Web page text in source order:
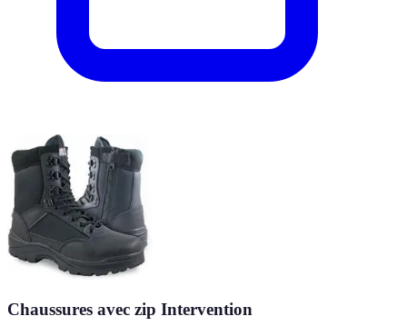
Chaussures avec zip Intervention